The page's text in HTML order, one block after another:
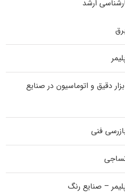
ارشد
دقیق و اتوماسیون در صنایع
فنی
– صنایع رنگ